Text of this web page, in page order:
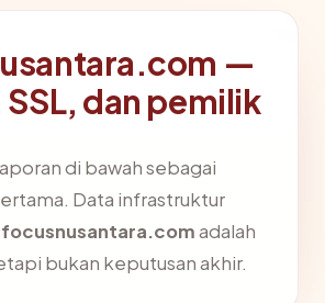
—
dan pemilik
di bawah sebagai
Data infrastruktur
focusnusantara.comadalah
bukan keputusan akhir.